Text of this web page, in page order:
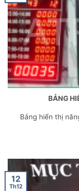
BẢNG
Bảng hiển thị
12
Th12